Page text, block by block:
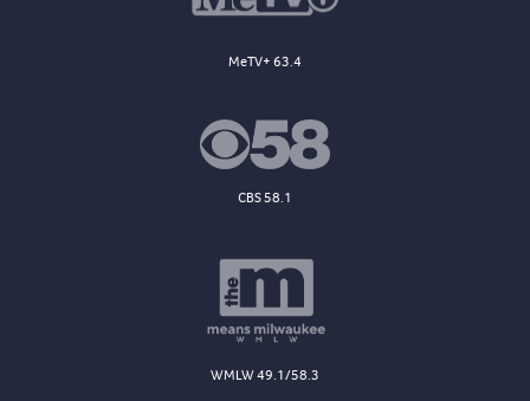
MeTV+ 63.4
CBS 58.1
WMLW 49.1/58.3